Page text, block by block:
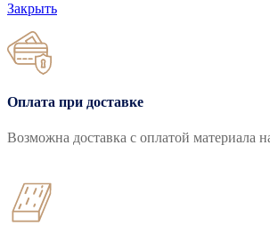
Закрыть
Оплата при доставке
Возможна доставка с оплатой материала